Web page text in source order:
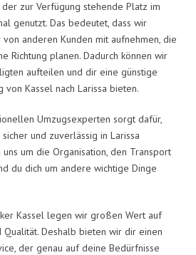
zur Verfügung stehende Platz im
genutzt. Das bedeutet, dass wir
anderen Kunden mit aufnehmen, die
Richtung planen. Dadurch können wir
aufteilen und dir eine günstige
von Kassel nach Larissa bieten.
Umzugsexperten sorgt dafür,
und zuverlässig in Larissa
uns um die Organisation, den Transport
du dich um andere wichtige Dinge
Kassel legen wir großen Wert auf
Deshalb bieten wir dir einen
der genau auf deine Bedürfnisse